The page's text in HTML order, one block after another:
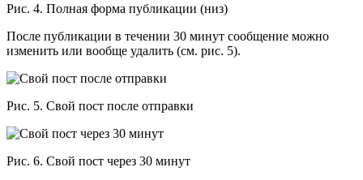
Рис. 4. Полная форма публикации (низ)
После публикации в течении 30 минут сообщение можно
изменить или вообще удалить (см. рис. 5).
Рис. 5. Свой пост после отправки
Рис. 6. Свой пост через 30 минут